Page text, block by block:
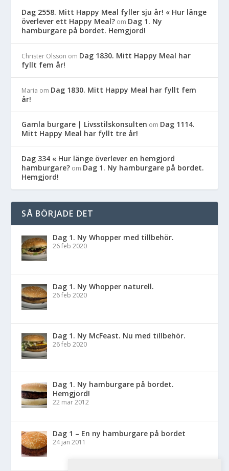
Dag 2558. Mitt Happy Meal fyller sju år! « Hur länge
överlever ett Happy Meal? om Dag 1. Ny
hamburgare på bordet. Hemgjord!
Christer Olsson om Dag 1830. Mitt Happy Meal har
fyllt fem år!
Maria om Dag 1830. Mitt Happy Meal har fyllt fem
år!
Gamla burgare | Livsstilskonsulten om Dag 1114.
Mitt Happy Meal har fyllt tre år!
Dag 334 « Hur länge överlever en hemgjord
hamburgare? om Dag 1. Ny hamburgare på bordet.
Hemgjord!
SÅ BÖRJADE DET
Dag 1. Ny Whopper med tillbehör.
26 feb 2020
Dag 1. Ny Whopper naturell.
26 feb 2020
Dag 1. Ny McFeast. Nu med tillbehör.
26 feb 2020
Dag 1. Ny hamburgare på bordet.
Hemgjord!
22 mar 2012
Dag 1 – En ny hamburgare på bordet
24 jan 2011